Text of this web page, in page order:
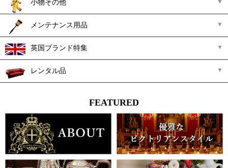
小物その他
メンテナンス用品
英国ブランド特集
レンタル品
FEATURED